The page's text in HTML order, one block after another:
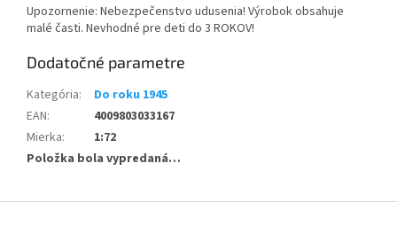
Upozornenie: Nebezpečenstvo udusenia! Výrobok obsahuje
malé časti. Nevhodné pre deti do 3 ROKOV!
Dodatočné parametre
Kategória:
Do roku 1945
EAN:
4009803033167
Mierka:
1:72
Položka bola vypredaná…